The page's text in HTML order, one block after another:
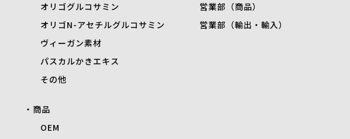
オリゴグルコサミン
オリゴN-アセチルグルコサミン
ヴィーガン素材
パスカルかきエキス
その他
商品
OEM
営業部（商品）
営業部（輸出・輸入）